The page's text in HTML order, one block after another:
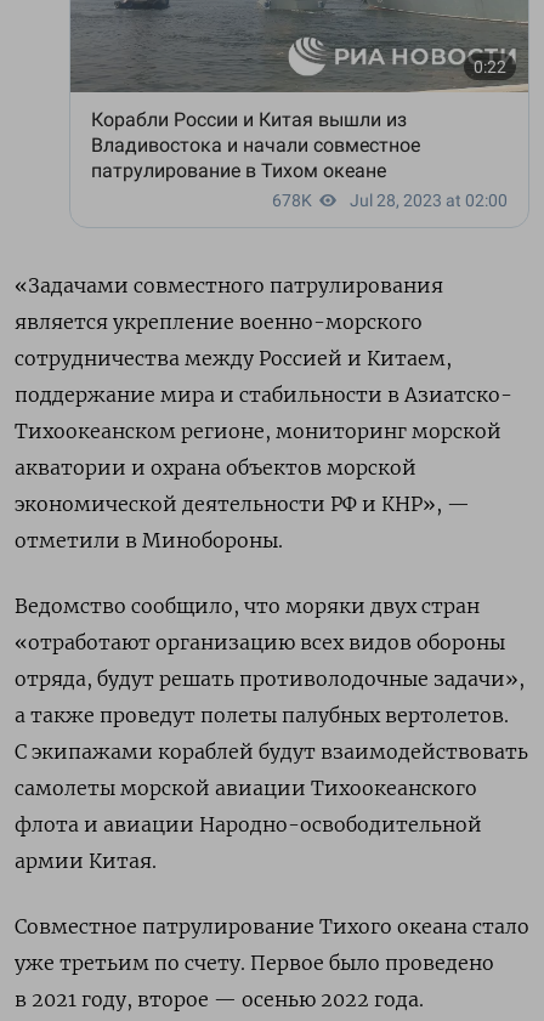
«Задачами совместного патрулирования
является укрепление военно-морского
сотрудничества между Россией и Китаем,
поддержание мира и стабильности в Азиатско-
Тихоокеанском регионе, мониторинг морской
акватории и охрана объектов морской
экономической деятельности РФ и КНР», —
отметили в Минобороны.
Ведомство сообщило, что моряки двух стран
«отработают организацию всех видов обороны
отряда, будут решать противолодочные задачи»,
а также проведут полеты палубных вертолетов.
С экипажами кораблей будут взаимодействовать
самолеты морской авиации Тихоокеанского
флота и авиации Народно-освободительной
армии Китая.
Совместное патрулирование Тихого океана стало
уже третьим по счету. Первое было проведено
в 2021 году, второе — осенью 2022 года.